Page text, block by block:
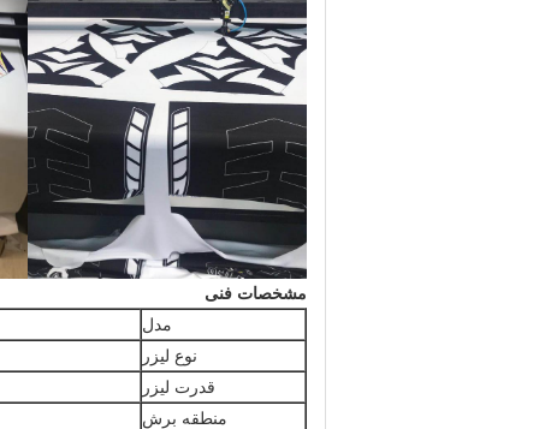
مشخصات فنی
مدل
نوع لیزر
قدرت لیزر
منطقه برش